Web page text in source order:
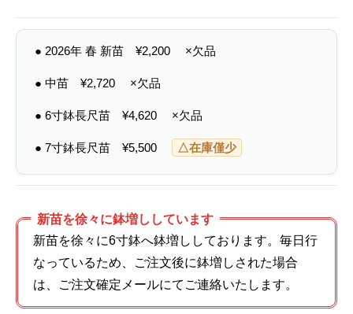
–
¥
,
0
● 2026年 春 新苗 ¥2,200 ×欠品
● 中苗 ¥2,720 ×欠品
● 6寸鉢長尺苗 ¥4,620 ×欠品
● 7寸鉢長尺苗 ¥5,500 △在庫僅少
新苗を徐々に鉢増ししています
新苗を徐々に6寸鉢へ鉢増ししております。毎日行
なっているため、ご注文後に鉢増しされた場合
は、ご注文確定メールにてご連絡いたします。